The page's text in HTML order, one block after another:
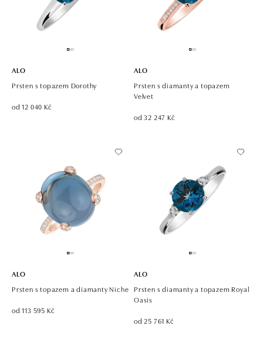
ALO
Prsten s topazem Dorothy
od 12 040 Kč
ALO
Prsten s diamanty a topazem
Velvet
od 32 247 Kč
ALO
Prsten s topazem a diamanty Niche
od 113 595 Kč
ALO
Prsten s diamanty a topazem Royal
Oasis
od 25 761 Kč